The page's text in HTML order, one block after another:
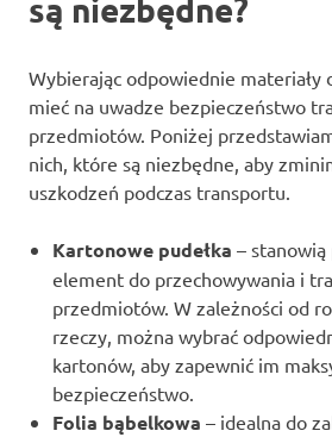
są niezbędne?
Wybierając odpowiednie materiały
mieć na uwadze bezpieczeństwo
przedmiotów. Poniżej
nich, które są niezbędne, aby
uszkodzeń podczas transportu.
Kartonowe pudełka –
element do przechowywania i
przedmiotów. W zależności od
rzeczy, można wybrać
kartonów, aby zapewnić im
bezpieczeństwo.
Folia bąbelkowa – idealna do